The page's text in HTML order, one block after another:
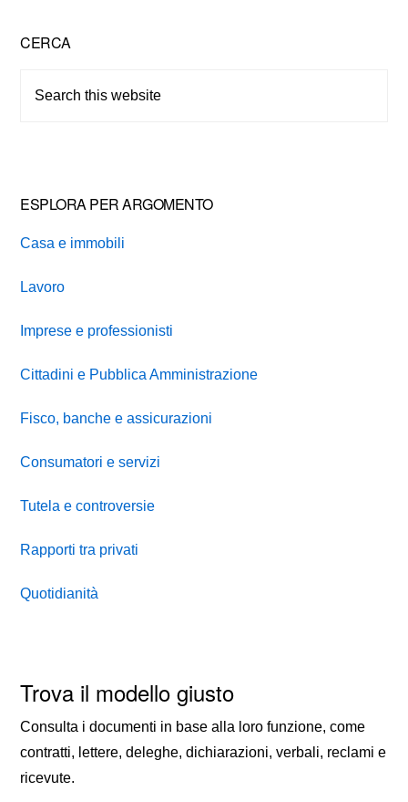
Primary
Sidebar
CERCA
ESPLORA PER ARGOMENTO
Casa e immobili
Lavoro
Imprese e professionisti
Cittadini e Pubblica Amministrazione
Fisco, banche e assicurazioni
Consumatori e servizi
Tutela e controversie
Rapporti tra privati
Quotidianità
Trova il modello giusto
Consulta i documenti in base alla loro funzione, come
contratti, lettere, deleghe, dichiarazioni, verbali, reclami e
ricevute.